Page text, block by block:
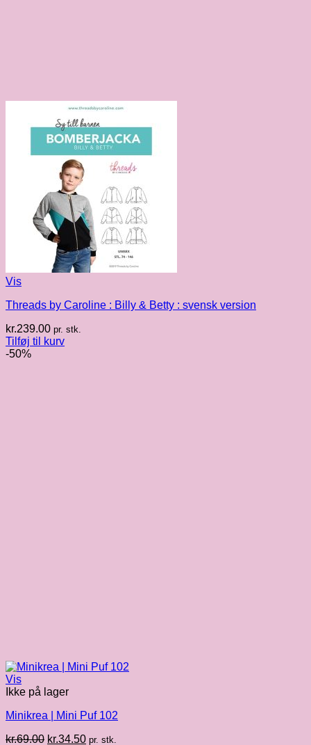
Vis
Threads by Caroline : Billy & Betty : svensk version
kr.239.00 pr. stk.
Tilføj til kurv
-50%
Vis
Ikke på lager
Minikrea | Mini Puf 102
kr.69.00 Den
kr.34.50Den
pr. stk.